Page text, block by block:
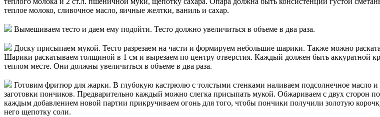
теплое молоко, сливочное масло, яичные желтки, ваниль и сахар.
Вымешиваем тесто и даем ему подойти. Тесто должно увеличиться в объеме в два раза.
Доску присыпаем мукой. Тесто разрезаем на части и формируем небольшие шарики. Также можно
Шарики раскатываем толщиной в 1 см и вырезаем по центру отверстия. Каждый должен быть аккуратной
теплом месте. Они должны увеличиться в объеме в два раза.
Готовим фритюр для жарки. В глубокую кастрюлю с толстыми стенками наливаем подсолнечное масло
заготовки пончиков. Предварительно каждый можно слегка присыпать мукой. Обжариваем с двух
каждым добавлением новой партии прикручиваем огонь для того, чтобы пончики получили золотую
него щепотку соли.